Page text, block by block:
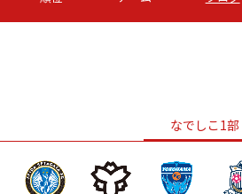
- -
なでしこ1部